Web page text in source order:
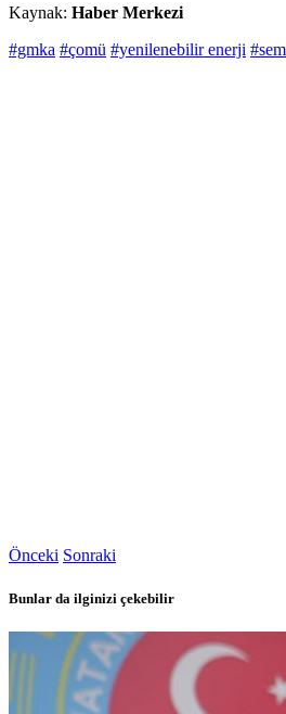
Kaynak: Haber Merkezi
#gmka #çomü #yenilenebilir enerji
Önceki Sonraki
Bunlar da ilginizi çekebilir